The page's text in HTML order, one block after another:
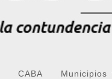
CABA Municipios